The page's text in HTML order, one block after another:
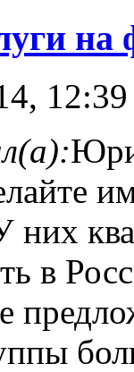
на
12:39
них
в